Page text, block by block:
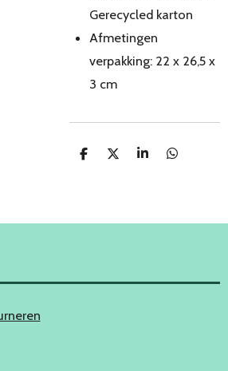
Gerecycled karton
Afmetingen
verpakking: 22 x 26,5 x
3 cm
D
D
S
D